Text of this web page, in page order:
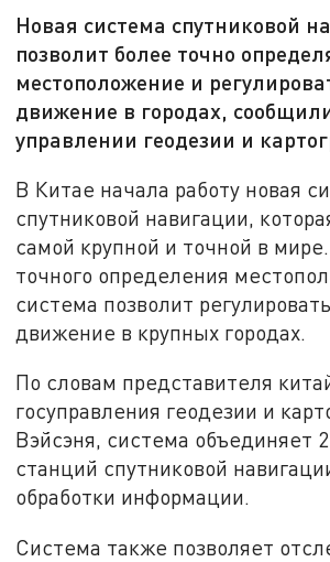
Новая система спутниковой
позволит более точно
местоположение и
движение в городах,
управлении геодезии и
В Китае начала работу новая
спутниковой навигации,
самой крупной и точной в
точного определения
система позволит
движение в крупных городах.
По словам представителя
госуправления геодезии и
Вэйсэня, система объединяет
станций спутниковой
обработки информации.
Система также позволяет